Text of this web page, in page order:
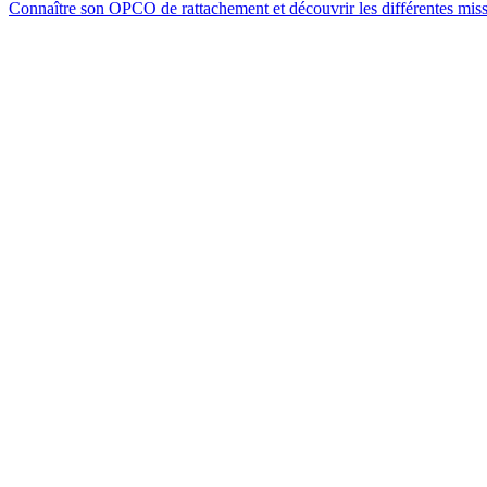
Connaître son OPCO de rattachement et découvrir les différentes